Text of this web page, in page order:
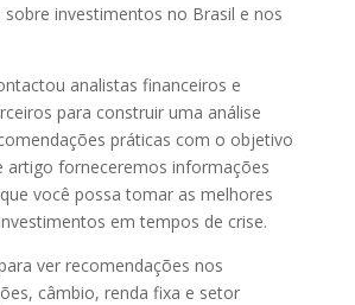
investimentos no Brasil e nos
analistas financeiros e
para construir uma análise
práticas com o objetivo
artigo forneceremos informações
você possa tomar as melhores
em tempos de crise.
ver recomendações nos
câmbio, renda fixa e setor